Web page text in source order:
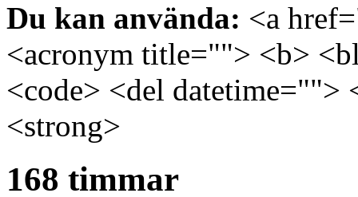
Du kan använda: <a
<acronym title=""> <b>
<code> <del
<strong>
168 timmar